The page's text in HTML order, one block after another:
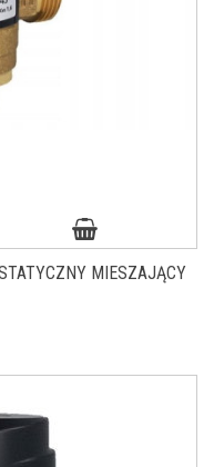
MIESZAJĄCY